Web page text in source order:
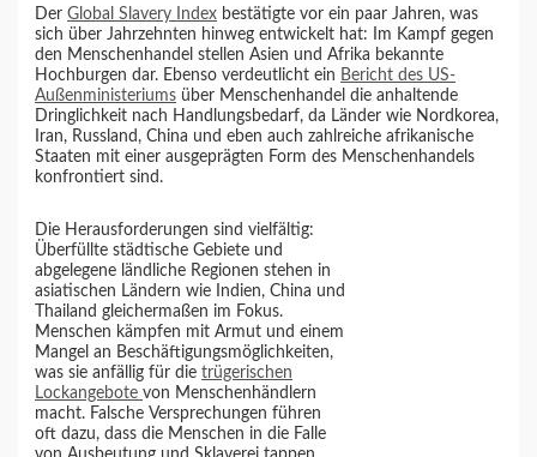
DerGlobal Slavery Index bestätigte vor ein paar Jahren, was
sich über Jahrzehnten hinweg entwickelt hat: Im Kampf gegen
den Menschenhandel stellen Asien und Afrika bekannte
Hochburgen dar. Ebenso verdeutlicht ein Bericht des US-
Außenministeriums über Menschenhandel die anhaltende
Dringlichkeit nach Handlungsbedarf, da Länder wie Nordkorea,
Iran, Russland, China und eben auch zahlreiche afrikanische
Staaten mit einer ausgeprägten Form des Menschenhandels
konfrontiert sind.
Die Herausforderungen sind vielfältig:
Überfüllte städtische Gebiete und
abgelegene ländliche Regionen stehen in
asiatischen Ländern wie Indien, China und
Thailand gleichermaßen im Fokus.
Menschen kämpfen mit Armut und einem
Mangel an Beschäftigungsmöglichkeiten,
was sie anfällig für dietrügerischen
Lockangebotevon Menschenhändlern
macht. Falsche Versprechungen führen
oft dazu, dass die Menschen in die Falle